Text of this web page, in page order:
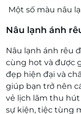
Một số màu nâu
Nâu lạnh ánh
Nâu lạnh ánh rêu
cùng hot và được
đẹp hiện đại và
giúp bạn trở nên
vẻ lịch lãm thu
sự kiện, tiệc tùng